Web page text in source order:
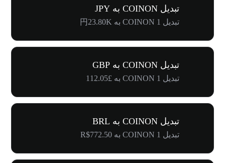
تبدیل COINON به JPY
تبدیل 1 COINON به 円23.80K
تبدیل COINON به GBP
تبدیل 1 COINON به £112.05
تبدیل COINON به BRL
تبدیل 1 COINON به R$772.50